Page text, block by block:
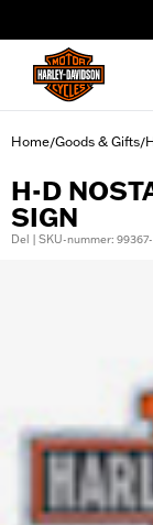
Home/Goods & Gifts/
H-D
SIGN
Del | SKU-nummer: